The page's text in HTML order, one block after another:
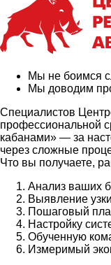
Мы не боимся
Мы доводим
Специалистов
профессиональной
кабанами» — за
через сложные
Что вы получаете,
Анализ ваших
Выявление
Пошаговый
Настройку
Обученную
Измеримый